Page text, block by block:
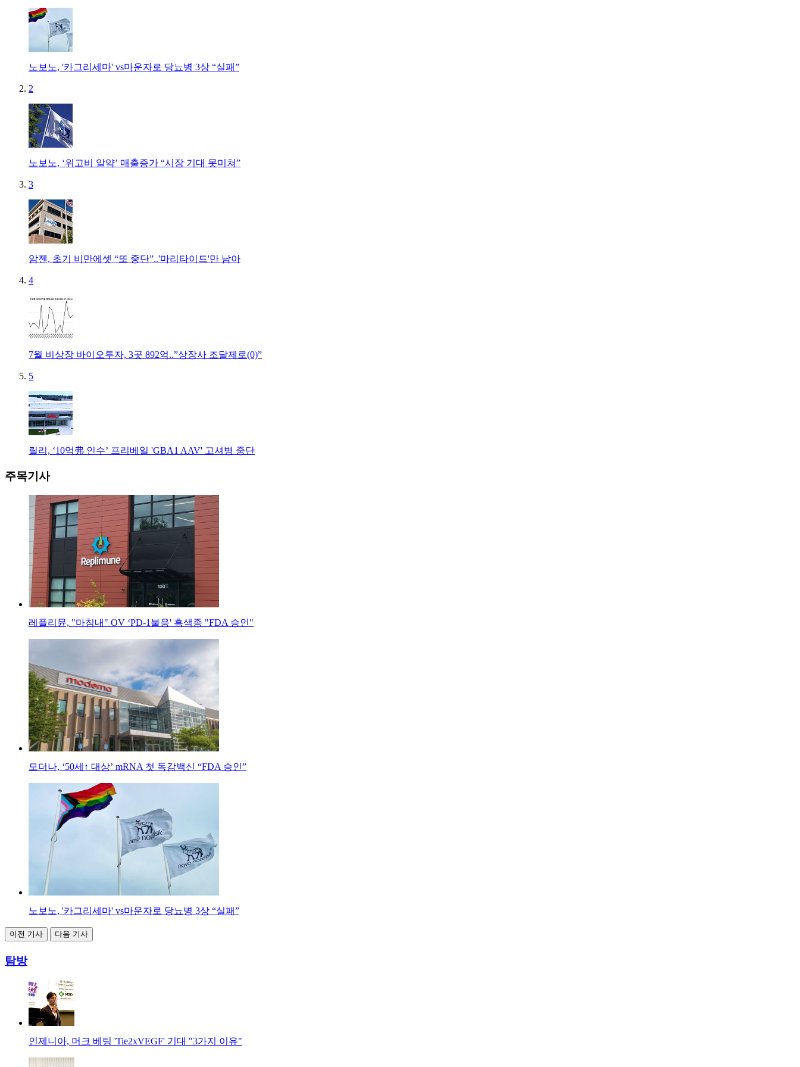
노보노, '카그리세마' vs마운자로 당뇨병 3상 “실패”
2
노보노, ‘위고비 알약’ 매출증가 “시장 기대 못미쳐”
3
암젠, 초기 비만에셋 “또 중단”..'마리타이드'만 남아
4
7월 비상장 바이오투자, 3곳 892억..”상장사 조달제로(0)”
5
릴리, ‘10억弗 인수’ 프리베일 'GBA1 AAV' 고셔병 중단
주목기사
레플리뮨, "마침내" OV ‘PD-1불응' 흑색종 "FDA 승인"
모더나, ‘50세↑ 대상’ mRNA 첫 독감백신 “FDA 승인”
노보노, '카그리세마' vs마운자로 당뇨병 3상 “실패”
이전 기사 다음 기사
탐방
인제니아, 머크 베팅 'Tie2xVEGF' 기대 "3가지 이유"